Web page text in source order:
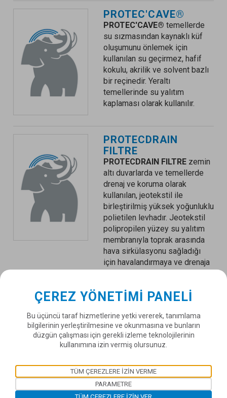
PROTEC'CAVE®
PROTEC'CAVE® temellerde
su sızmasından kaynaklı küf
oluşumunu önlemek için
kullanılan su geçirmez, hafif
kokulu, akrilik ve solvent bazlı
bir reçinedir. Yeraltı
temellerinde su yalıtım
kaplaması olarak kullanılır.
PROTECDRAIN
FILTRE
PROTECDRAIN FILTREzemin
altı duvarlarda ve temellerde
drenaj ve koruma olarak
kullanılan, jeotekstil ile
birleştirilmiş yüksek yoğunluklu
polietilen levhadır. Jeotekstil
polipropilen yüzey su yalıtım
membranıyla toprak arasında
hava sirkülasyonu sağladığı
için havalandırmaya ve drenaja
Bir ülke seçiniz
Bir şube seçiniz
ÇEREZ YÖNETIMI PANELI
Bu üçüncü taraf hizmetlerine yetki vererek, tanımlama
bilgilerinin yerleştirilmesine ve okunmasına ve bunların
düzgün çalışması için gerekli izleme teknolojilerinin
kullanımına izin vermiş olursunuz.
TÜM ÇEREZLERE IZIN VERME
PARAMETRE